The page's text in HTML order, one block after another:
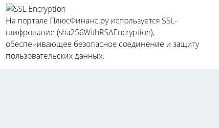
На портале ПлюсФинанс.ру используется SSL-
шифрование (sha256WithRSAEncryption),
обеспечивающее безопасное соединение и защиту
пользовательских данных.